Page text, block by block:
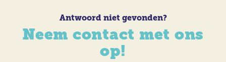
Antwoord niet gevonden?
Neem contact met ons
op!